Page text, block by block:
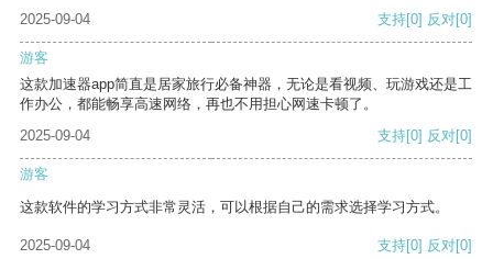
2025-09-04 支持[0] 反对[0]
游客
这款加速器app简直是居家旅行必备神器，无论是看视频、玩游戏还是工
作办公，都能畅享高速网络，再也不用担心网速卡顿了。
2025-09-04
支持[0] 反对[0]
游客
这款软件的学习方式非常灵活，可以根据自己的需求选择学习方式。
2025-09-04 支持[0] 反对[0]